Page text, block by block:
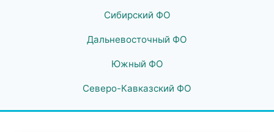
Сибирский ФО
Дальневосточный ФО
Южный ФО
Северо-Кавказский ФО